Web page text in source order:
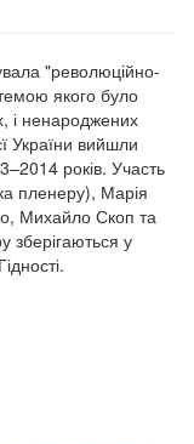
"революційно-
якого було
і ненароджених
України вийшли
років. Участь
пленеру), Марія
Михайло Скоп та
зберігаються у